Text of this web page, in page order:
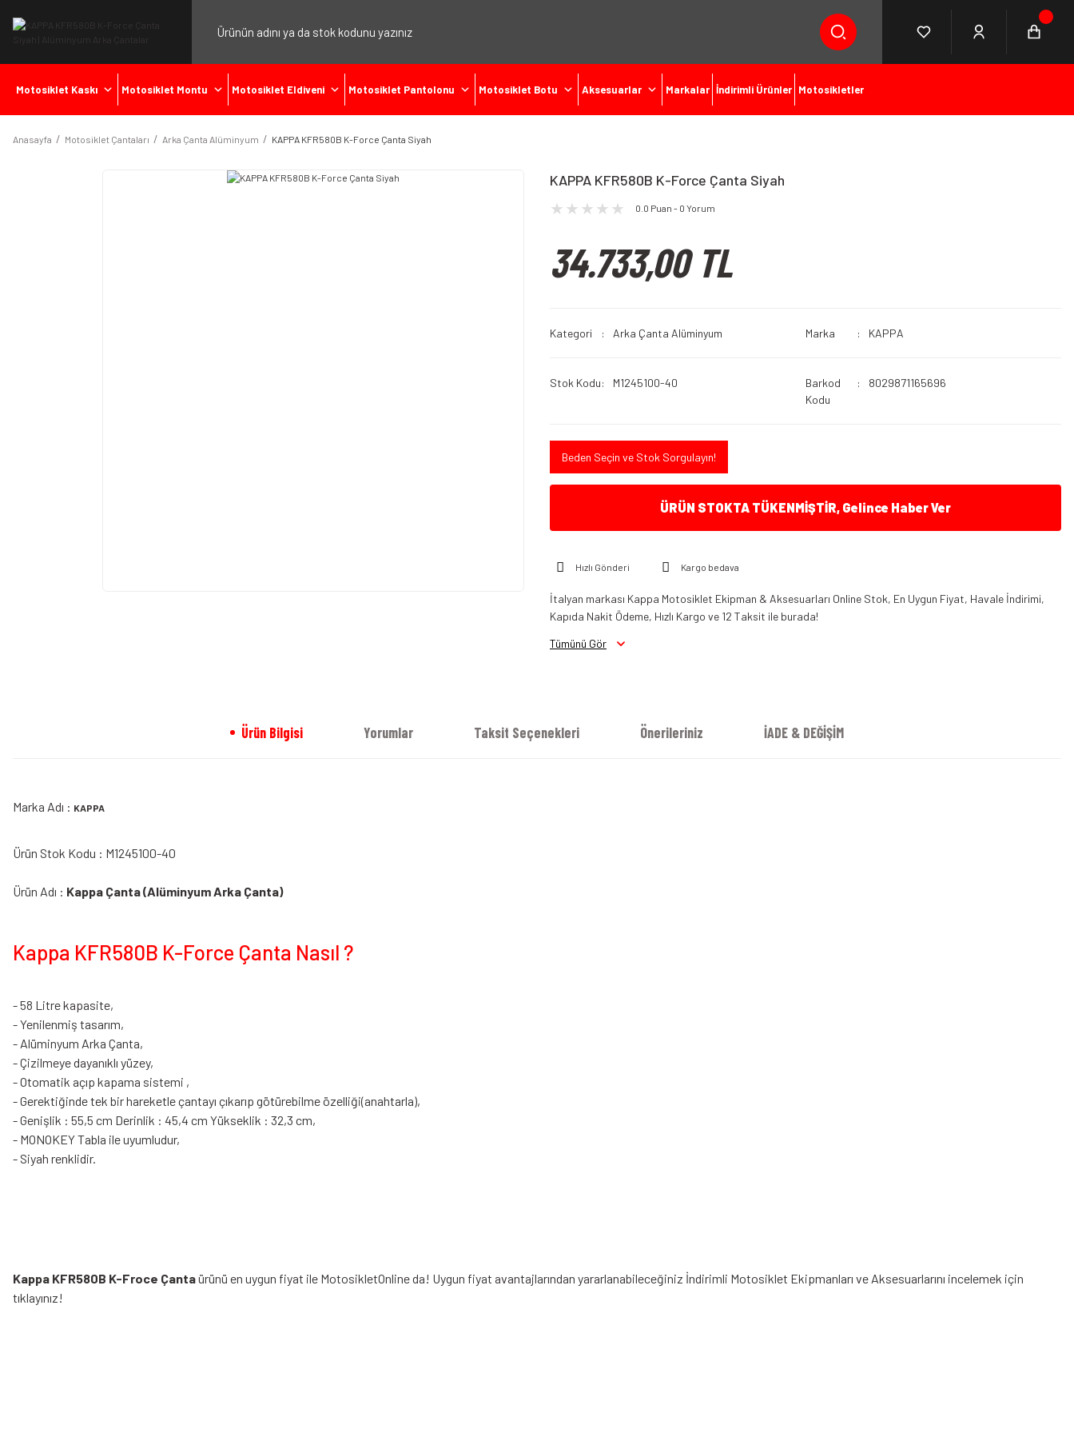
Motosiklet Kaskı Motosiklet Montu Motosiklet Eldiveni Motosiklet Pantolonu Motosiklet Botu Aksesuarlar Markalar İndirimli Ürünler Motosikletler
Anasayfa Motosiklet Çantaları Arka Çanta Alüminyum KAPPA KFR580B K-Force Çanta Siyah
KAPPA KFR580B K-Force Çanta Siyah
0.0 Puan - 0 Yorum
34.733,00 TL
Kategori Arka Çanta Alüminyum Marka KAPPA
Stok Kodu M1245100-40
Barkod
Kodu
8029871165696
Beden Seçin ve Stok Sorgulayın!
ÜRÜN STOKTA TÜKENMİŞTİR, Gelince Haber Ver
Hızlı Gönderi Kargo bedava
İtalyan markası Kappa Motosiklet Ekipman & Aksesuarları Online Stok, En Uygun Fiyat, Havale İndirimi,
Kapıda Nakit Ödeme, Hızlı Kargo ve 12 Taksit ile burada!
Tümünü Gör
Ürün Bilgisi Yorumlar Taksit Seçenekleri Önerileriniz İADE & DEĞİŞİM
Marka Adı : KAPPA
Ürün Stok Kodu : M1245100-40
Ürün Adı : Kappa Çanta (Alüminyum Arka Çanta)
Kappa KFR580B K-Force Çanta Nasıl ?
- 58 Litre kapasite,
- Yenilenmiş tasarım,
- Alüminyum Arka Çanta,
- Çizilmeye dayanıklı yüzey,
- Otomatik açıp kapama sistemi ,
- Gerektiğinde tek bir hareketle çantayı çıkarıp götürebilme özelliği(anahtarla),
- Genişlik : 55,5 cm Derinlik : 45,4 cm Yükseklik : 32,3 cm,
- MONOKEY Tabla ile uyumludur,
- Siyah renklidir.
Kappa KFR580B K-Froce Çantaürünü en uygun fiyat ile MotosikletOnline da! Uygun fiyat avantajlarından yararlanabileceğiniz İndirimli Motosiklet Ekipmanları ve Aksesuarlarını incelemek için
tıklayınız!